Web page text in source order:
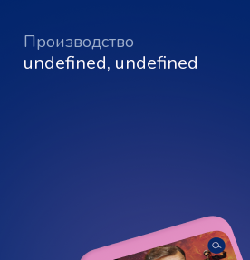
Производство
undefined, undefined